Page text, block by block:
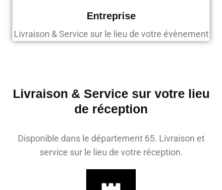
Entreprise
Livraison & Service sur le lieu de votre évènement
Livraison & Service sur votre lieu
de réception
Disponible dans le département 65. Livraison et
service sur le lieu de votre réception.